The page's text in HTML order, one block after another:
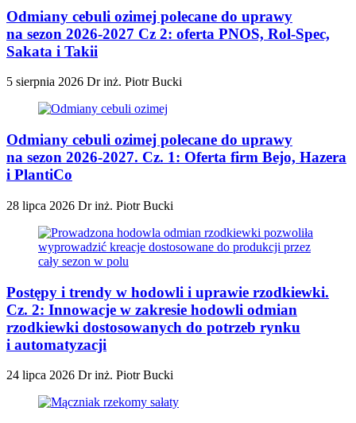
Odmiany cebuli ozimej polecane do uprawy
na sezon 2026-2027 Cz 2: oferta PNOS, Rol-Spec,
Sakata i Takii
5 sierpnia 2026 Dr inż. Piotr Bucki
Odmiany cebuli ozimej polecane do uprawy
na sezon 2026-2027. Cz. 1: Oferta firm Bejo, Hazera
i PlantiCo
28 lipca 2026 Dr inż. Piotr Bucki
Postępy i trendy w hodowli i uprawie rzodkiewki.
Cz. 2: Innowacje w zakresie hodowli odmian
rzodkiewki dostosowanych do potrzeb rynku
i automatyzacji
24 lipca 2026 Dr inż. Piotr Bucki